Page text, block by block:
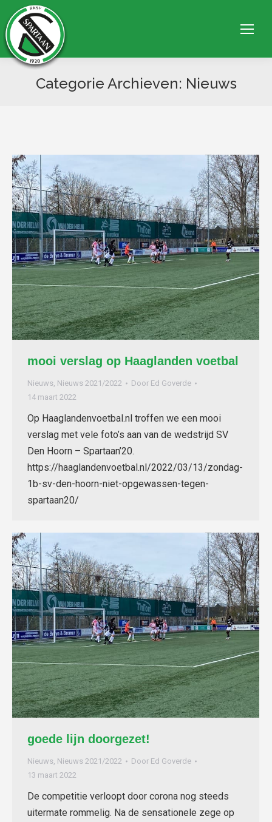
Categorie Archieven: Nieuws
mooi verslag op Haaglanden voetbal
Nieuws, Nieuws 2021/2022 Door Ed Goverde
14 maart 2022
Op Haaglandenvoetbal.nl troffen we een mooi
verslag met vele foto’s aan van de wedstrijd SV
Den Hoorn – Spartaan’20.
https://haaglandenvoetbal.nl/2022/03/13/zondag-
1b-sv-den-hoorn-niet-opgewassen-tegen-
spartaan20/
goede lijn doorgezet!
Nieuws, Nieuws 2021/2022 Door Ed Goverde
13 maart 2022
De competitie verloopt door corona nog steeds
uitermate rommelig. Na de sensationele zege op